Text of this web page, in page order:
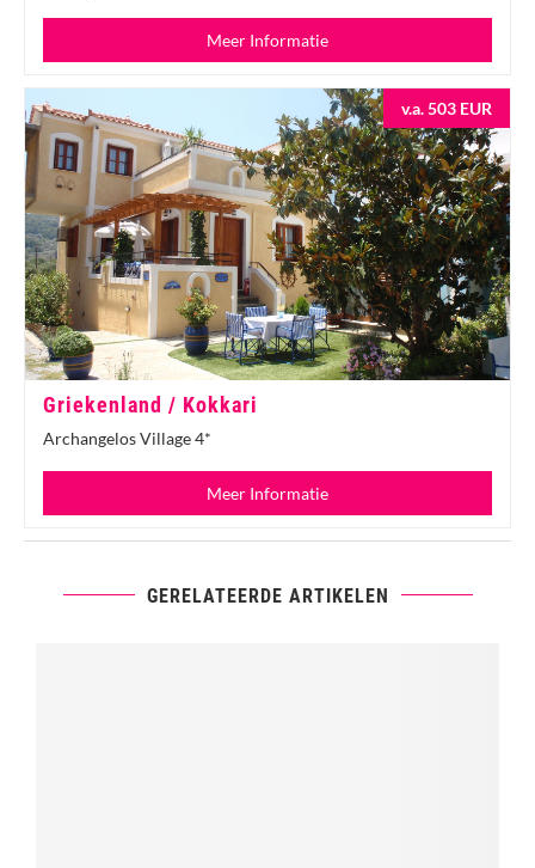
Meer Informatie
v.a. 503 EUR
Griekenland / Kokkari
Archangelos Village 4*
Meer Informatie
GERELATEERDE ARTIKELEN